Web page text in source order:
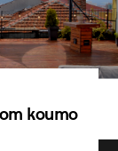
които